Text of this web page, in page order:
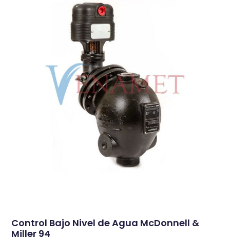
Control Bajo Nivel de Agua McDonnell &
Miller 94